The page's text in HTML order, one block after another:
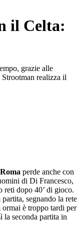
il Celta:
grazie alle
realizza il
Roma perde anche con
di Di Francesco,
reti dopo 40’ di gioco.
segnando la rete
è troppo tardi per
la seconda partita in